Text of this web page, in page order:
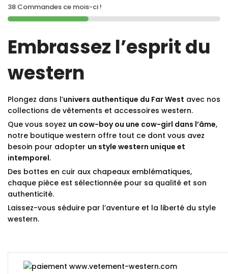
38 Commandes ce mois-ci !
Embrassez l’esprit du
western
Plongez dans l’univers authentique du Far West avec nos
collections de vêtements et accessoires western.
Que vous soyez un cow-boy ou une cow-girl dans l’âme,
notre boutique western offre tout ce dont vous avez
besoin pour adopter un style western unique et
intemporel.
Des bottes en cuir aux chapeaux emblématiques,
chaque pièce est sélectionnée pour sa qualité et son
authenticité.
Laissez-vous séduire par l’aventure et la liberté du style
western.